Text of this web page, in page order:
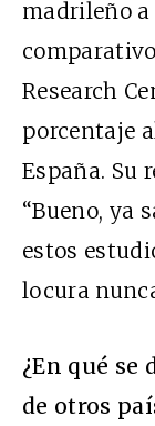
madrileño
Research
porcentaje
España. Su
“Bueno, ya
estos
locura
¿En qué se
de otros